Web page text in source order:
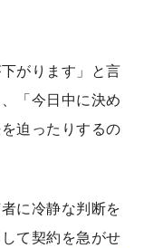
がります」と言
「今日中に決め
迫ったりするの
に冷静な判断を
て契約を急がせ